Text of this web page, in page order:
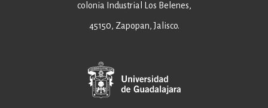
colonia Industrial Los Belenes,
45150, Zapopan, Jalisco.